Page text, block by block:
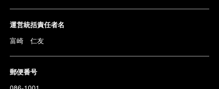
運営統括責任者名
富崎 仁友
郵便番号